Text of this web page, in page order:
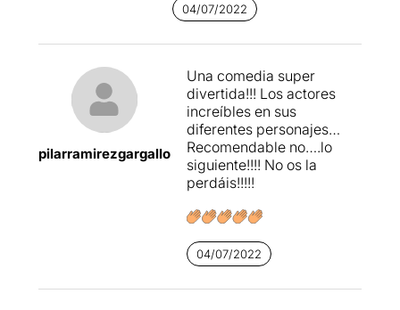
04/07/2022
pilarramirezgargallo
Una comedia super
divertida!!! Los actores
increíbles en sus
diferentes personajes…
Recomendable no….lo
siguiente!!!! No os la
perdáis!!!!!
04/07/2022